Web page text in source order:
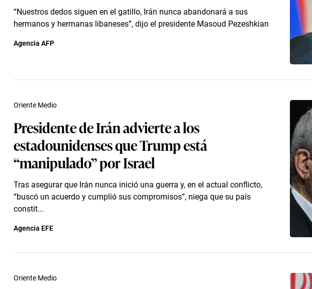
“Nuestros dedos siguen en el gatillo, Irán nunca abandonará a sus
hermanos y hermanas libaneses”, dijo el presidente Masoud Pezeshkian
Agencia AFP
Presidente de Irán advierte a los
estadounidenses que Trump está
“manipulado” por Israel
Tras asegurar que Irán nunca inició una guerra y, en el actual conflicto,
“buscó un acuerdo y cumplió sus compromisos”, niega que su país
constit...
Oriente Medio
Agencia EFE
Oriente Medio